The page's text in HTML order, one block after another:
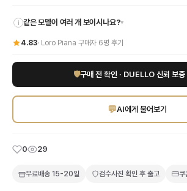
i 같은 모델이 여러 개 보이시나요?▾
4.83· Loro Piana 구매자 6명 후기
🛡구매 전 확인 · DUELLO 신뢰 보증
💬AI에게 물어보기
0 29
무료배송 15-20일 검수사진 확인 후 출고 쿠